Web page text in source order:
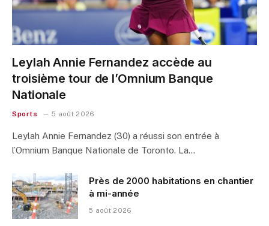
Leylah Annie Fernandez accède au
troisième tour de l’Omnium Banque
Nationale
Sports 5 août 2026
Leylah Annie Fernandez (30) a réussi son entrée à
l’Omnium Banque Nationale de Toronto. La…
Près de 2000 habitations en chantier
à mi-année
5 août 2026